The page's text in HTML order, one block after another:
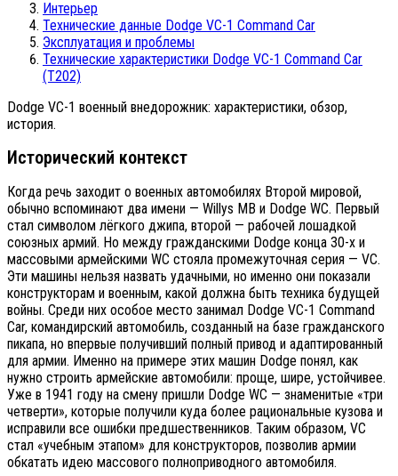
Интерьер
Технические данные Dodge VC-1 Command Car
Эксплуатация и проблемы
Технические характеристики Dodge VC-1 Command Car
(T202)
Dodge VC-1 военный внедорожник: характеристики, обзор,
история.
Исторический контекст
Когда речь заходит о военных автомобилях Второй мировой,
обычно вспоминают два имени — Willys MB и Dodge WC. Первый
стал символом лёгкого джипа, второй — рабочей лошадкой
союзных армий. Но между гражданскими Dodge конца 30-х и
массовыми армейскими WC стояла промежуточная серия — VC.
Эти машины нельзя назвать удачными, но именно они показали
конструкторам и военным, какой должна быть техника будущей
войны. Среди них особое место занимал Dodge VC-1 Command
Car, командирский автомобиль, созданный на базе гражданского
пикапа, но впервые получивший полный привод и адаптированный
для армии. Именно на примере этих машин Dodge понял, как
нужно строить армейские автомобили: проще, шире, устойчивее.
Уже в 1941 году на смену пришли Dodge WC — знаменитые «три
четверти», которые получили куда более рациональные кузова и
исправили все ошибки предшественников. Таким образом, VC
стал «учебным этапом» для конструкторов, позволив армии
обкатать идею массового полноприводного автомобиля.